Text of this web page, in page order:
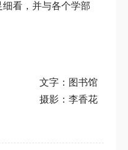
看，并与各个学部
文字：图书馆
摄影：李香花